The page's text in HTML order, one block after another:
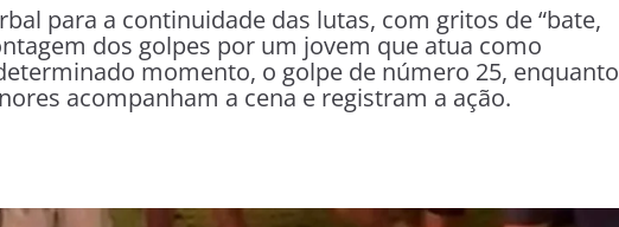
para a continuidade das lutas, com gritos de “bate,
dos golpes por um jovem que atua como
momento, o golpe de número 25, enquanto
acompanham a cena e registram a ação.